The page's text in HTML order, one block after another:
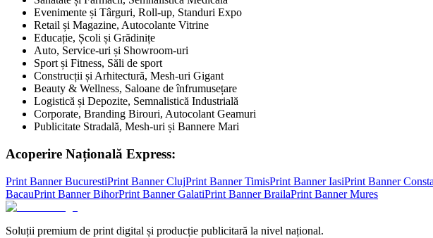
Evenimente și Târguri, Roll-up, Standuri Expo
Retail și Magazine, Autocolante Vitrine
Educație, Școli și Grădinițe
Auto, Service-uri și Showroom-uri
Sport și Fitness, Săli de sport
Construcții și Arhitectură, Mesh-uri Gigant
Beauty & Wellness, Saloane de înfrumusețare
Logistică și Depozite, Semnalistică Industrială
Corporate, Branding Birouri, Autocolant Geamuri
Publicitate Stradală, Mesh-uri și Bannere Mari
Acoperire Națională Express:
Print BannerBucurestiPrint BannerClujPrint BannerTimisPrint BannerIasiPrint Banner
BacauPrint BannerBihorPrint BannerGalatiPrint BannerBrailaPrint BannerMures
Soluții premium de print digital și producție publicitară la nivel național.